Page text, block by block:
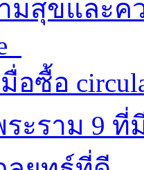
สุขและค
อซื้อ
ะราม 9 ที่